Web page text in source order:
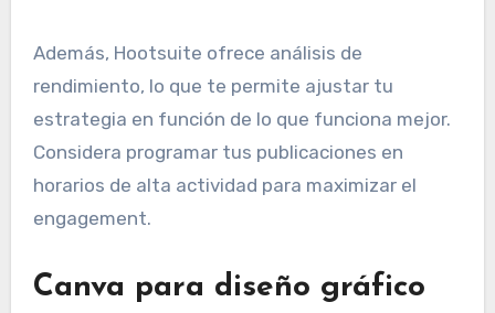
Además, Hootsuite ofrece análisis de
rendimiento, lo que te permite ajustar tu
estrategia en función de lo que funciona mejor.
Considera programar tus publicaciones en
horarios de alta actividad para maximizar el
engagement.
Canva para diseño gráfico